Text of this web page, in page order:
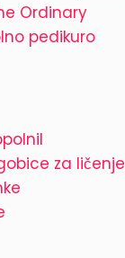
Ordinary
pedikuro
za ličenje